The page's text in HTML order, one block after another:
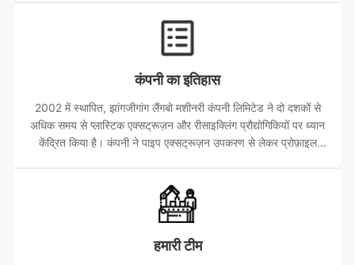
एक्सट्रूज़न लाइनों, प्लास्टिक पेलेटाइजिंग सिस्टम और रीसाइक्लिंग लाइनों के
लिए अनुकूलित समाधान प्रदान करते हैं।
कंपनी का इतिहास
2002 में स्थापित, झांगजीगांग लैंगबो मशीनरी कंपनी लिमिटेड ने दो दशकों से
अधिक समय से प्लास्टिक एक्सट्रूज़न और रीसाइक्लिंग प्रौद्योगिकियों पर ध्यान
केंद्रित किया है। कंपनी ने पाइप एक्सट्रूज़न उपकरण से लेकर प्रोफ़ाइल
परियोजना अनुभव के माध्यम से, लैंगबो मशीनरी घरेलू और अंतरराष्ट्रीय बाजारों
में प्लास्टिक निर्माताओं के लिए उत्पादन समाधान प्रदान करती है।
हमारी टीम